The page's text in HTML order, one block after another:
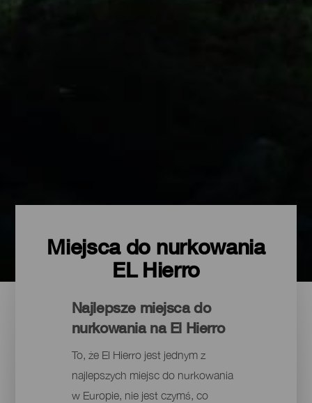
Miejsca do nurkowania
EL Hierro
Najlepsze miejsca do
nurkowania na El Hierro
To, że El Hierro jest jednym z
najlepszych miejsc do nurkowania
w Europie, nie jest czymś, co